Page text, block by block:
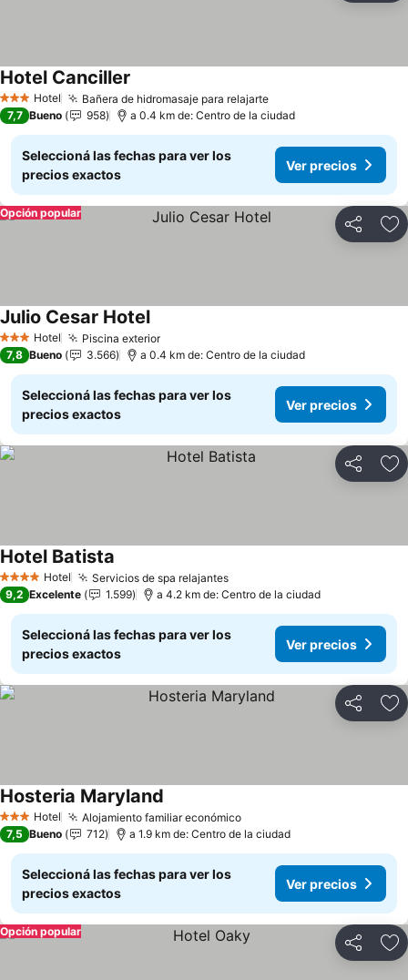
3 Estrellas
Hotel Bañera de hidromasaje para relajarte
Hotel Canciller
7,7 Bueno 958 a 0.4 km de: Centro de la ciudad
Seleccioná las fechas para ver los
precios exactos
Ver precios
Compartir
Opción popular
3 Estrellas
Hotel Piscina exterior
Julio Cesar Hotel
7,8 Bueno 3.566 a 0.4 km de: Centro de la ciudad
Seleccioná las fechas para ver los
precios exactos
Ver precios
Compartir
4 EstrellasHotel Servicios de spa relajantes
Hotel Batista
9,2 Excelente 1.599 a 4.2 km de: Centro de la ciudad
Seleccioná las fechas para ver los
precios exactos
Ver precios
Compartir
3 Estrellas
Hotel Alojamiento familiar económico
Hosteria Maryland
7,5 Bueno 712 a 1.9 km de: Centro de la ciudad
Seleccioná las fechas para ver los
precios exactos
Ver precios
Compartir
Opción popular